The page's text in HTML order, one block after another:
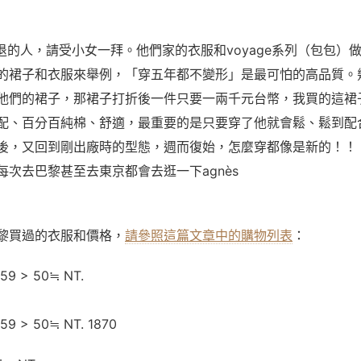
的人，請受小女一拜。他們家的衣服和voyage系列（包包）
裙子和衣服來舉例，「穿五年都不變形」是最可怕的高品質
們的裙子，那裙子打折後一件只要一兩千元台幣，我買的這
、百分百純棉、舒適，最重要的是只要穿了他就會鬆、鬆到
，又回到剛出廠時的型態，週而復始，怎麼穿都像是新的！
次去巴黎甚至去東京都會去逛一下agnès
買過的衣服和價格， 請參照這篇文章中的購物列表 ：
59 > 50≒ NT.
> 50≒ NT. 1870